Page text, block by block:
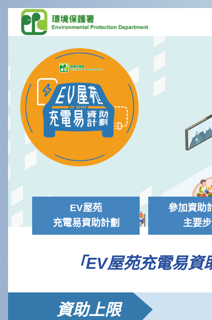
EV屋苑
充電易資助計劃
參加資助
主要
「EV屋苑充電易
資助上限